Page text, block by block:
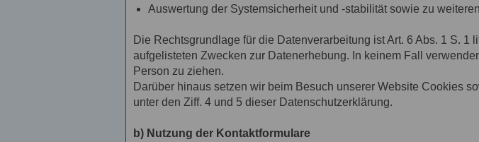
Auswertung der Systemsicherheit und -stabilität sowie zu
Die Rechtsgrundlage für die Datenverarbeitung ist Art. 6 Abs. 1 S.
aufgelisteten Zwecken zur Datenerhebung. In keinem Fall
Person zu ziehen.
Darüber hinaus setzen wir beim Besuch unserer Website Cookies
unter den Ziff. 4 und 5 dieser Datenschutzerklärung.
b) Nutzung der Kontaktformulare